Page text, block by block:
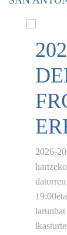
2026-